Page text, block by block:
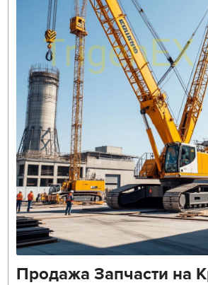
Продажа Запчасти на